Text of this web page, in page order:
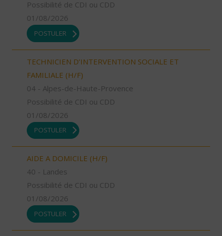
Possibilité de CDI ou CDD
01/08/2026
POSTULER
TECHNICIEN D’INTERVENTION SOCIALE ET
FAMILIALE (H/F)
04 - Alpes-de-Haute-Provence
Possibilité de CDI ou CDD
01/08/2026
POSTULER
AIDE A DOMICILE (H/F)
40 - Landes
Possibilité de CDI ou CDD
01/08/2026
POSTULER